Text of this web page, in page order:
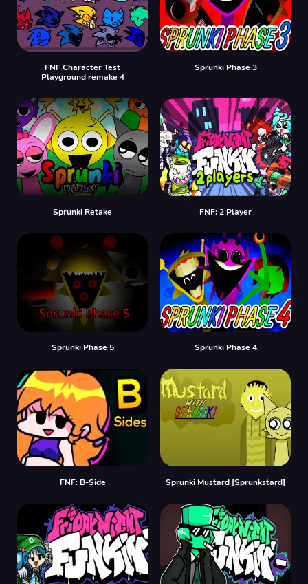
FNF Character Test
Playground remake 4
Sprunki Phase 3
Sprunki Retake FNF: 2 Player
Sprunki Phase 5 Sprunki Phase 4
FNF: B-Side Sprunki Mustard [Sprunkstard]